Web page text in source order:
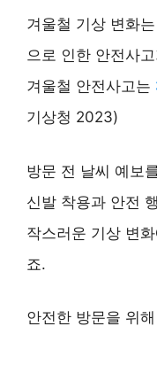
겨울철 기상 변화
으로 인한 안전사
겨울철 안전사고는
기상청 2023)
방문 전 날씨 예보
신발 착용과 안전
작스러운 기상 변
죠.
안전한 방문을 위